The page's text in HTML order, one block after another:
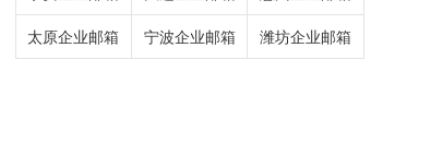
太原企业邮箱 宁波企业邮箱 潍坊企业邮箱